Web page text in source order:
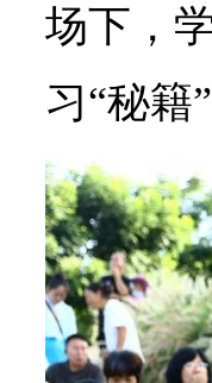
场下，
习“秘籍”